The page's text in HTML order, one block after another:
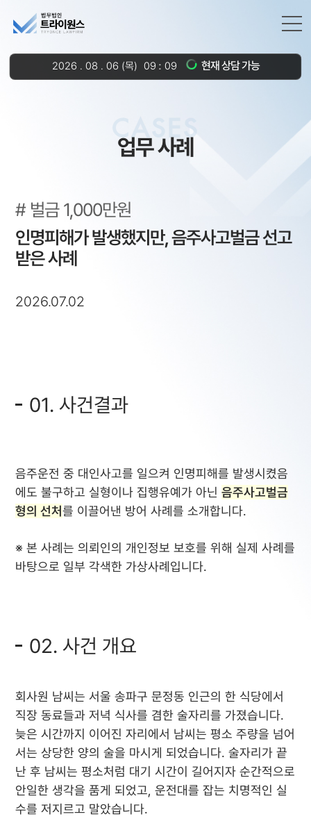
2026 . 08 . 06 (목) 09 09 현재 상담 가능
CASES
업무 사례
벌금 1,000만원
인명피해가 발생했지만, 음주사고벌금 선고
받은 사례
2026.07.02
01. 사건결과
음주운전 중 대인사고를 일으켜 인명피해를 발생시켰음
에도 불구하고 실형이나 집행유예가 아닌음주사고벌금
형의 선처를 이끌어낸 방어 사례를 소개합니다.
※ 본 사례는 의뢰인의 개인정보 보호를 위해 실제 사례를
바탕으로 일부 각색한 가상사례입니다.
02. 사건 개요
회사원 남씨는 서울 송파구 문정동 인근의 한 식당에서
직장 동료들과 저녁 식사를 겸한 술자리를 가졌습니다.
늦은 시간까지 이어진 자리에서 남씨는 평소 주량을 넘어
서는 상당한 양의 술을 마시게 되었습니다. 술자리가 끝
난 후 남씨는 평소처럼 대기 시간이 길어지자 순간적으로
안일한 생각을 품게 되었고, 운전대를 잡는 치명적인 실
수를 저지르고 말았습니다.